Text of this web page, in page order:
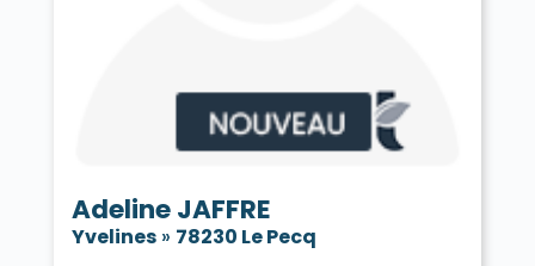
Adeline JAFFRE
Yvelines» 78230 Le Pecq